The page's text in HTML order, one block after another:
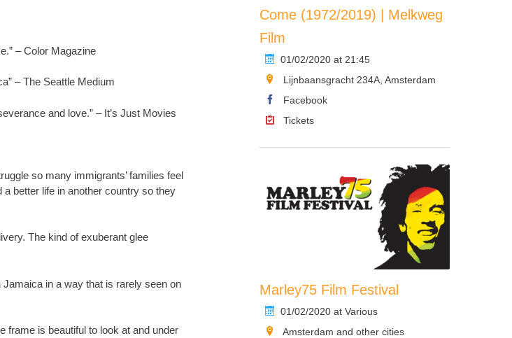
– Color Magazine
– The Seattle Medium
and love.” – It’s Just Movies
so many immigrants’ families feel
better life in another country so they
The kind of exuberant glee
in a way that is rarely seen on
frame is beautiful to look at and under
Come (1972/2019) | Melkweg
Film
01/02/2020 at 21:45
Lijnbaansgracht 234A, Amsterdam
Facebook
Tickets
Marley75 Film Festival
01/02/2020 at Various
Amsterdam and other cities